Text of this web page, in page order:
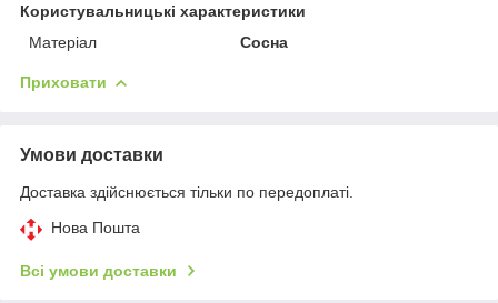
Користувальницькі характеристики
Матеріал
Сосна
Приховати
Умови доставки
Доставка здійснюється тільки по передоплаті.
Нова Пошта
Всі умови доставки